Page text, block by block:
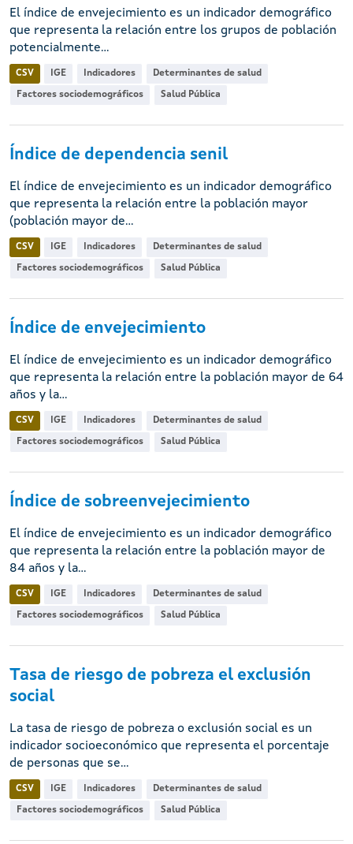
El índice de envejecimiento es un indicador demográfico
que representa la relación entre los grupos de población
potencialmente...
CSV IGE Indicadores Determinantes de salud
Factores sociodemográficos Salud Pública
Índice de dependencia senil
El índice de envejecimiento es un indicador demográfico
que representa la relación entre la población mayor
(población mayor de...
CSV IGE Indicadores Determinantes de salud
Factores sociodemográficos Salud Pública
Índice de envejecimiento
El índice de envejecimiento es un indicador demográfico
que representa la relación entre la población mayor de 64
años y la...
CSV IGE Indicadores Determinantes de salud
Factores sociodemográficos Salud Pública
Índice de sobreenvejecimiento
El índice de envejecimiento es un indicador demográfico
que representa la relación entre la población mayor de
84 años y la...
CSV IGE Indicadores Determinantes de salud
Factores sociodemográficos Salud Pública
Tasa de riesgo de pobreza el exclusión
social
La tasa de riesgo de pobreza o exclusión social es un
indicador socioeconómico que representa el porcentaje
de personas que se...
CSV IGE Indicadores Determinantes de salud
Factores sociodemográficos Salud Pública